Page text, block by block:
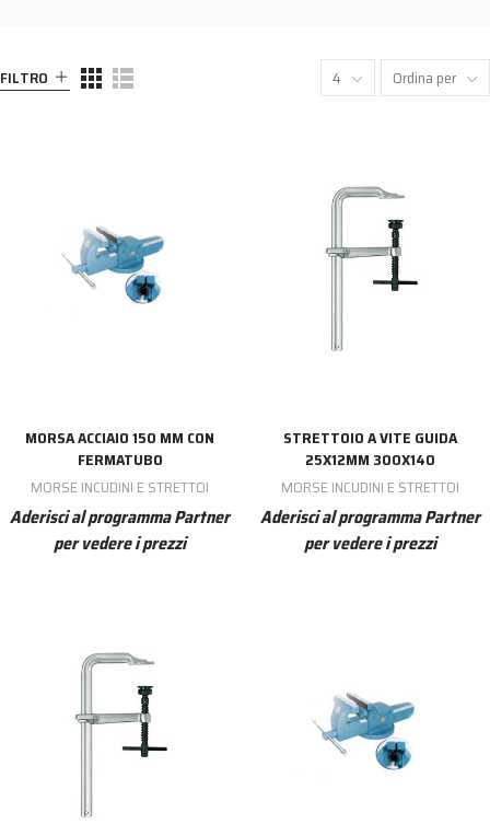
FILTRO 4 Ordina per
MORSA ACCIAIO 150 MM CON
FERMATUBO
MORSE INCUDINI E STRETTOI
Aderisci al programma Partner
per vedere i prezzi
STRETTOIO A VITE GUIDA
25X12MM 300X140
MORSE INCUDINI E STRETTOI
Aderisci al programma Partner
per vedere i prezzi